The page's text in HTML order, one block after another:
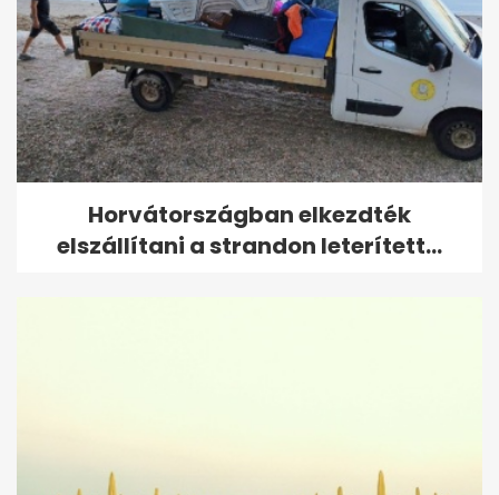
Horvátországban elkezdték
elszállítani a strandon leterített...